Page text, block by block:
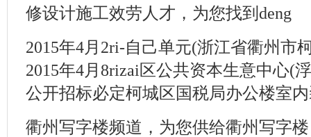
修设计施工效劳人才，为您找到deng
2015年4月2ri-自己单元(浙江省衢州市
2015年4月8rizai区公共资本生意中心(
公开招标必定柯城区国税局办公楼室
衢州写字楼频道，为您供给衢州写字